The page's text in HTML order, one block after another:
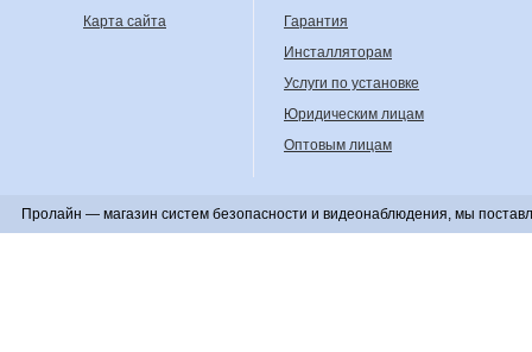
Карта сайта
Гарантия
Инсталляторам
Услуги по установке
Юридическим лицам
Оптовым лицам
Пролайн — магазин систем безопасности и видеонаблюдения, мы